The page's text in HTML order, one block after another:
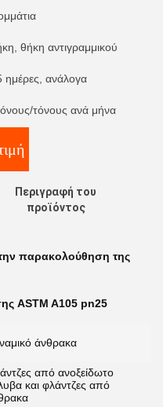
θήκη αντιγραμμικού
ανάλογα
τόνους ανά μήνα
Περιγραφή του
προϊόντος
παρακολούθηση της
ASTM A105 pn25
άνθρακα
από ανοξείδωτο
και φλάντζες από